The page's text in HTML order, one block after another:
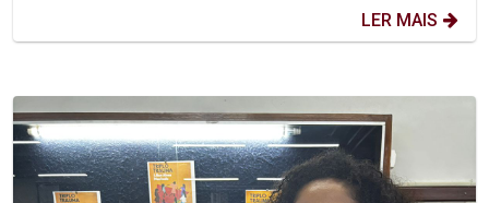
LER MAIS